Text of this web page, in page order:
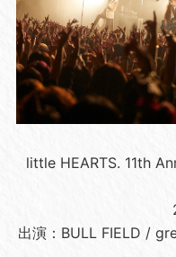
little HEARTS. 11th
出演：BULL FIELD /